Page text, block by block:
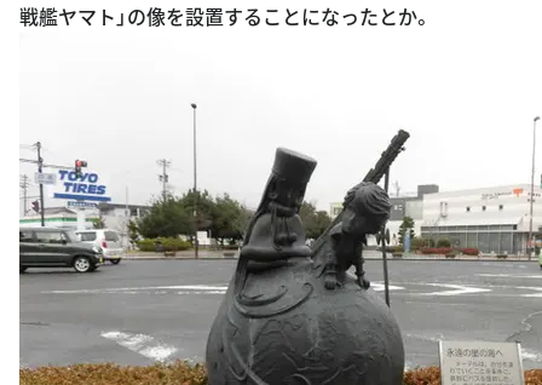
戦艦ヤマト」の像を設置することになったとか。